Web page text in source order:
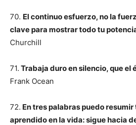
70. El continuo esfuerzo, no la
clave para mostrar todo tu
Churchill
71. Trabaja duro en silencio, que el
Frank Ocean
72. En tres palabras puedo resumir
aprendido en la vida: sigue hacia